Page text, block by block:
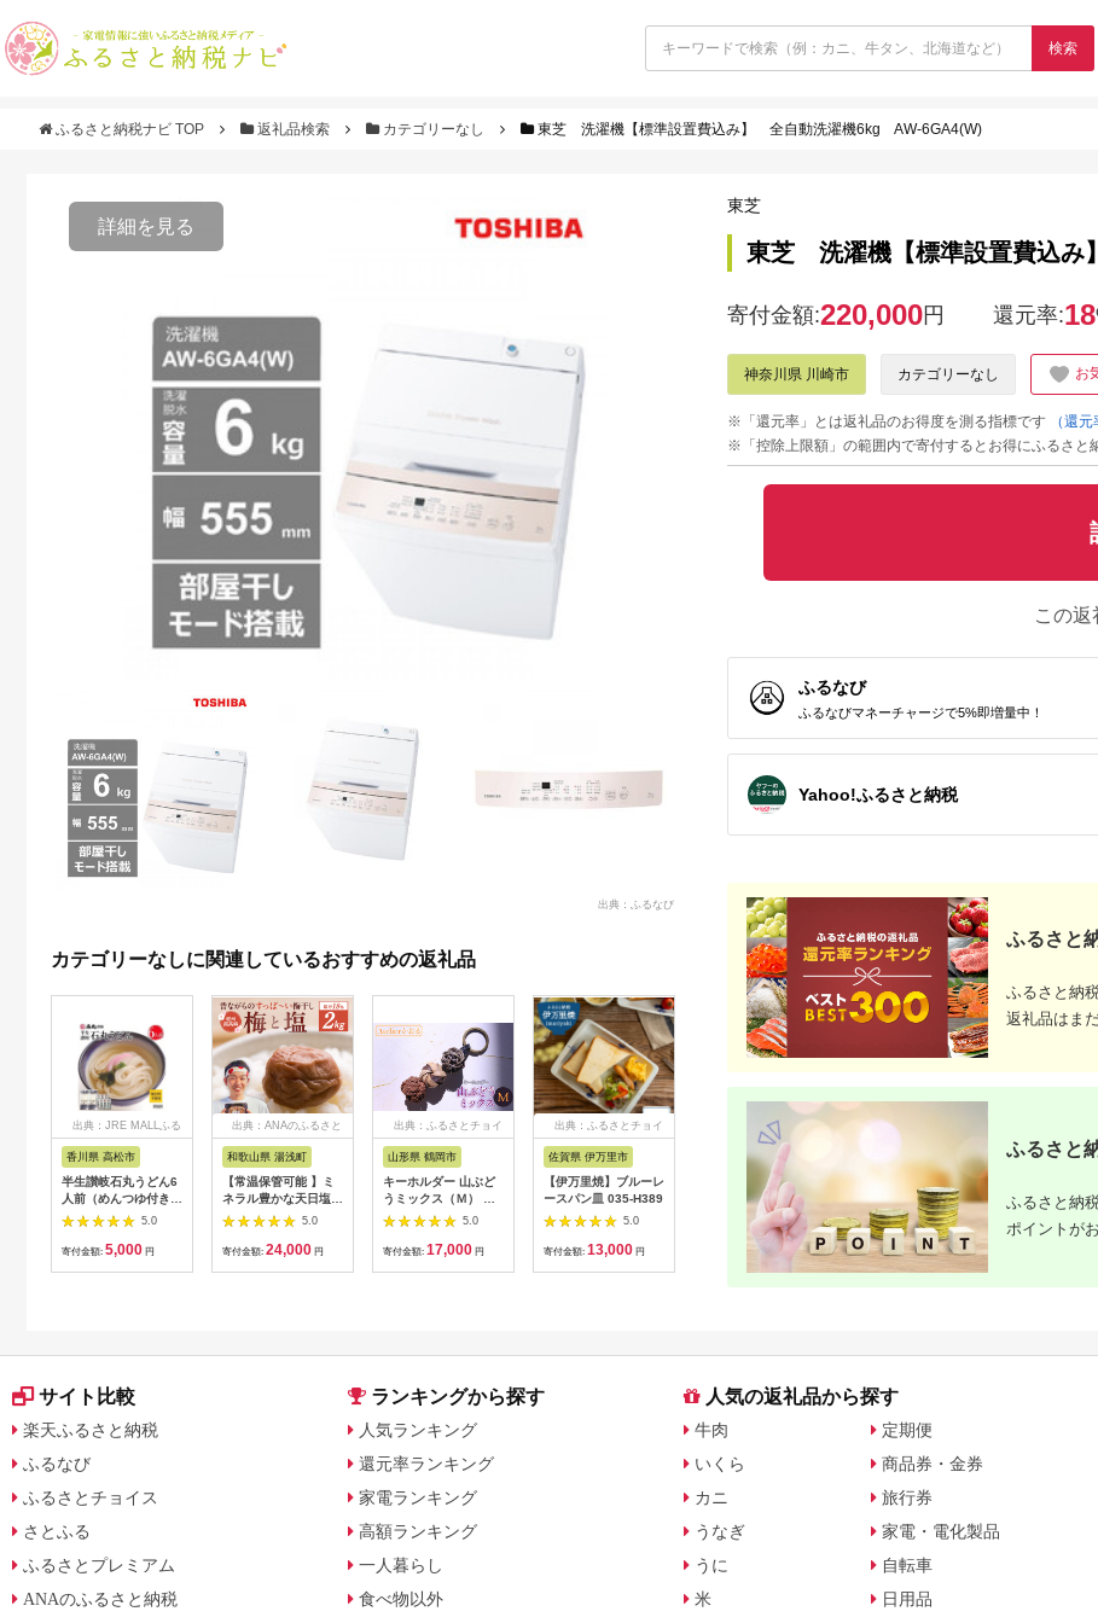
検索
ふるさと納税ナビ TOP 返礼品検索 カテゴリーなし 東芝 洗濯機【標準設置費込み】 全自動洗濯機6kg AW-6GA4(W)
詳細を見る
出典：ふるなび
カテゴリーなしに関連しているおすすめの返礼品
出典：JRE MALLふる
香川県 高松市
半生讃岐石丸うどん6
人前（めんつゆ付き）
麺300g×2袋
5.0
寄付金額: 5,000 円
出典：ANAのふるさと
和歌山県 湯浅町
【常温保管可能 】ミ
ネラル豊かな天日塩だ
けで漬けた無添加梅干
し2kg 梅ボーイズ｜
南高梅
5.0
寄付金額: 24,000 円
出典：ふるさとチョイ
山形県 鶴岡市
キーホルダー 山ぶど
うミックス（Ｍ） 山
形県鶴岡市 アトリエ
かおる | 山葡萄 雑貨
キーホルダー ギフト
5.0
寄付金額: 17,000 円
出典：ふるさとチョイ
佐賀県 伊万里市
【伊万里焼】ブルーレ
ースパン皿 035-H389
5.0
寄付金額: 13,000 円
出典：楽天ふるさと納
沖縄県 うるま市
【ふるさと納税】［沖
縄の海塩］ぬちまーす
顆粒（250g）×2袋セ
ット 【ぬちまーす】
食塩 塩 調味料 食卓塩
5.0
12,000 円
出典：楽天ふるさと納
岩手県 二戸市
【ふるさと納税】 い
わて短角和牛 ハンバ
ーグセット 150g×8個
計1.2kg 027-0407
5.0
寄付金額:14,000円
宮崎県 日向市
の駅ほそし
宮崎県 日向
東芝
東芝 洗濯機【標準設置費込
寄付金額:220,000円 還元率:18
神奈川県 川崎市 カテゴリーなし お
※「還元率」とは返礼品のお得度を測る指標です
（還元
※「控除上限額」の範囲内で寄付するとお得にふるさと
この返
ふるなび
ふるなびマネーチャージで5%即増量中！
Yahoo!ふるさと納税
ふるさと
ふるさと納
返礼品はま
ふるさと
ふるさと納
ポイントが
サイト比較
楽天ふるさと納税
ふるなび
ふるさとチョイス
さとふる
ふるさとプレミアム
ANAのふるさと納税
ランキングから探す
人気ランキング
還元率ランキング
家電ランキング
高額ランキング
一人暮らし
食べ物以外
人気の返礼品から探す
牛肉
いくら
カニ
うなぎ
うに
米
定期便
商品券・金券
旅行券
家電・電化製品
自転車
日用品